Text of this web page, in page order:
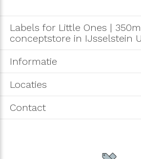
Labels for Little Ones |
conceptstore in IJsselstein
Informatie
Locaties
Contact